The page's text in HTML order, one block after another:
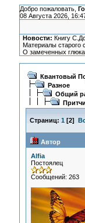
Добро пожаловать,
08 Августа 2026,
Новости: Книгу
Материалы старого
О замеченных
Квантовый
Разное
Общий
Притчи
Страниц: 1 [2]
Автор
Alfia
Постоялец
Сообщений: 263